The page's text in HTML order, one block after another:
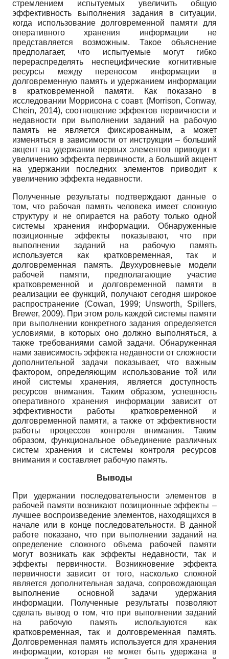
стремлением испытуемых увеличить общую
эффективность выполнения задания в ситуации,
когда использование долговременной памяти для
оперативного хранения информации не
представляется возможным. Такое объяснение
предполагает, что испытуемые могут гибко
перераспределять неспецифические когнитивные
ресурсы между переносом информации в
долговременную память и удержанием информации
в кратковременной памяти. Как показано в
исследовании Моррисона с соавт. (Morrison, Conway,
Chein, 2014), соотношение эффектов первичности и
недавности при выполнении заданий на рабочую
память не является фиксированным, а может
изменяться в зависимости от инструкции – больший
акцент на удержании первых элементов приводит к
увеличению эффекта первичности, а больший акцент
на удержании последних элементов приводит к
увеличению эффекта недавности.
Полученные результаты подтверждают данные о
том, что рабочая память человека имеет сложную
структуру и не опирается на работу только одной
системы хранения информации. Обнаруженные
позиционные эффекты показывают, что при
выполнении заданий на рабочую память
используется как кратковременная, так и
долговременная память. Двухуровневые модели
рабочей памяти, предполагающие участие
кратковременной и долговременной памяти в
реализации ее функций, получают сегодня широкое
распространение (Cowan, 1999; Unsworth, Spillers,
Brewer, 2009). При этом роль каждой системы памяти
при выполнении конкретного задания определяется
условиями, в которых оно должно выполняться, а
также требованиями самой задачи. Обнаруженная
нами зависимость эффекта недавности от сложности
дополнительной задачи показывает, что важным
фактором, определяющим использование той или
иной системы хранения, является доступность
ресурсов внимания. Таким образом, успешность
оперативного хранения информации зависит от
эффективности работы кратковременной и
долговременной памяти, а также от эффективности
работы процессов контроля внимания. Таким
образом, функциональное объединение различных
систем хранения и системы контроля ресурсов
внимания и составляет рабочую память.
Выводы
При удержании последовательности элементов в
рабочей памяти возникают позиционные эффекты –
лучшее воспроизведение элементов, находящихся в
начале или в конце последовательности. В данной
работе показано, что при выполнении заданий на
определение сложного объема рабочей памяти
могут возникать как эффекты недавности, так и
эффекты первичности. Возникновение эффекта
первичности зависит от того, насколько сложной
является дополнительная задача, сопровождающая
выполнение основной задачи удержания
информации. Полученные результаты позволяют
сделать вывод о том, что при выполнении заданий
на рабочую память используются как
кратковременная, так и долговременная память.
Долговременная память используется для хранения
информации, которая не может быть удержана в